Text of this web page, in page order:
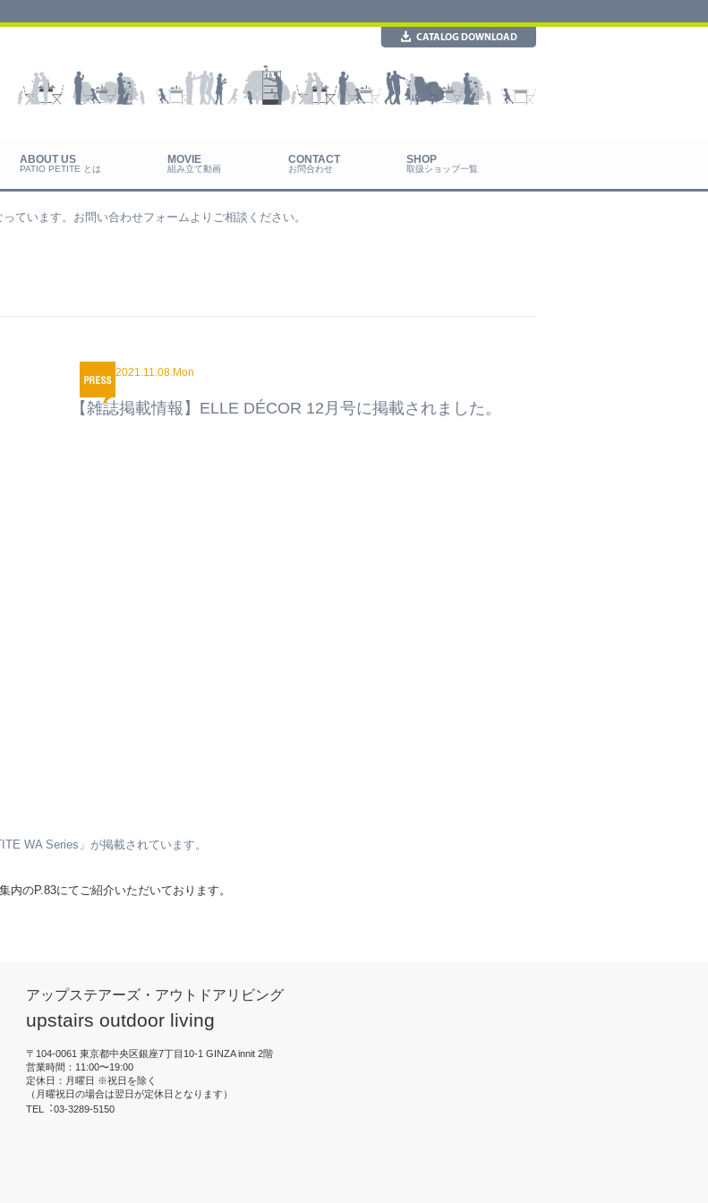
PATIO PETITE とは 組み立て動画 お問合わせ 取扱ショップ一覧
ています。お問い合わせフォームよりご相談ください。
2021.11.08.Mon
【雑誌掲載情報】ELLE DÉCOR 12月号に掲載されました。
WA Series」が掲載されています。
内のP.83にてご紹介いただいております。
アップステアーズ・アウトドアリビング
upstairs outdoor living
〒104-0061 東京都中央区銀座7丁目10-1 GINZA innit 2階
営業時間：11:00〜19:00
定休日：月曜日 ※祝日を除く
（月曜祝日の場合は翌日が定休日となります）
TEL︓03-3289-5150